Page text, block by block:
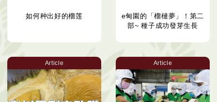
如何种出好的榴莲
e甸園的「榴槤夢」！第二
部~ 種子成功發芽生長
Article Article